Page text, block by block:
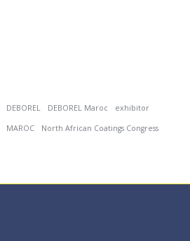
DEBOREL DEBOREL Maroc exhibitor
MAROC North African Coatings Congress